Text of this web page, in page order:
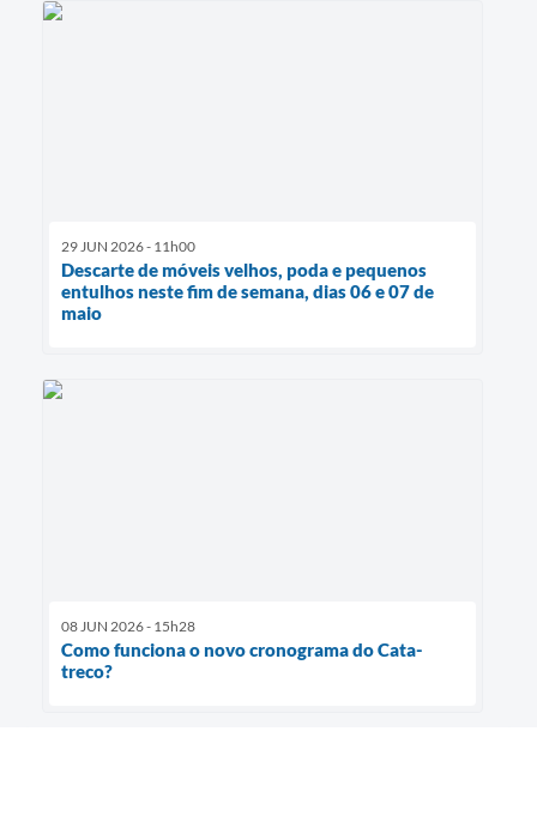
29 JUN 2026 - 11h00
Descarte de móveis velhos, poda e pequenos
entulhos neste fim de semana, dias 06 e 07 de
maio
08 JUN 2026 - 15h28
Como funciona o novo cronograma do Cata-
treco?